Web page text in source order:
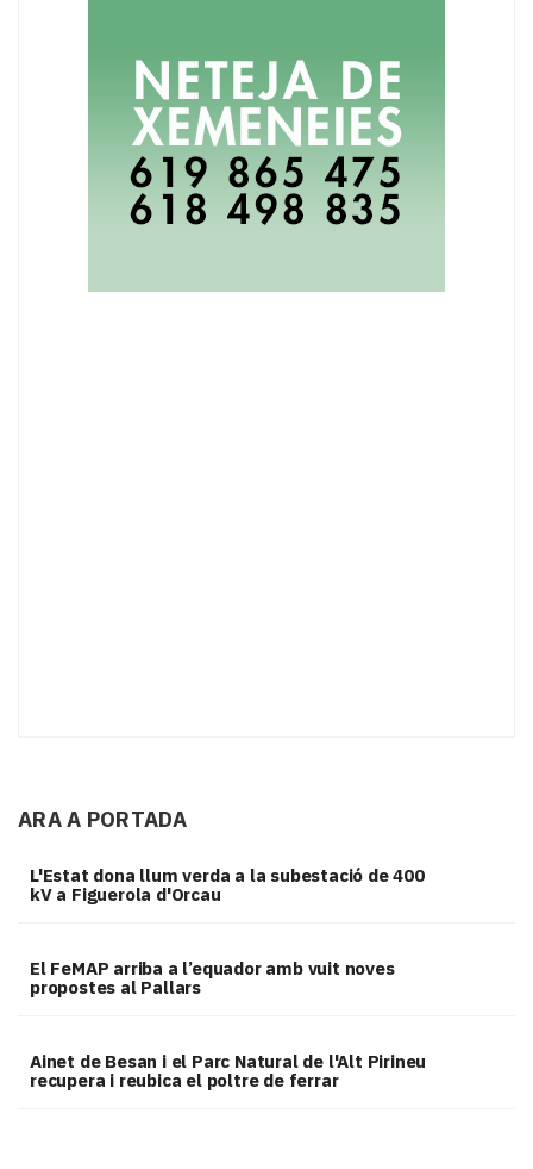
ARA A PORTADA
L'Estat dona llum verda a la subestació de 400
kV a Figuerola d'Orcau
El FeMAP arriba a l’equador amb vuit noves
propostes al Pallars
Ainet de Besan i el Parc Natural de l'Alt Pirineu
recupera i reubica el poltre de ferrar